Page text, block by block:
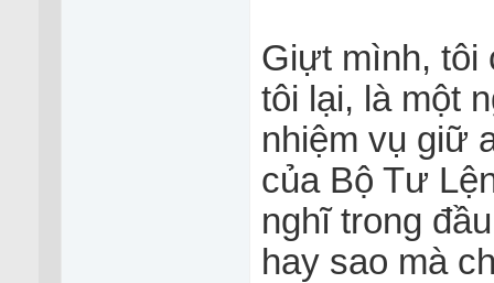
Giựt mình, tôi
tôi lại, là một
nhiệm vụ giữ
của Bộ Tư
nghĩ trong
hay sao mà